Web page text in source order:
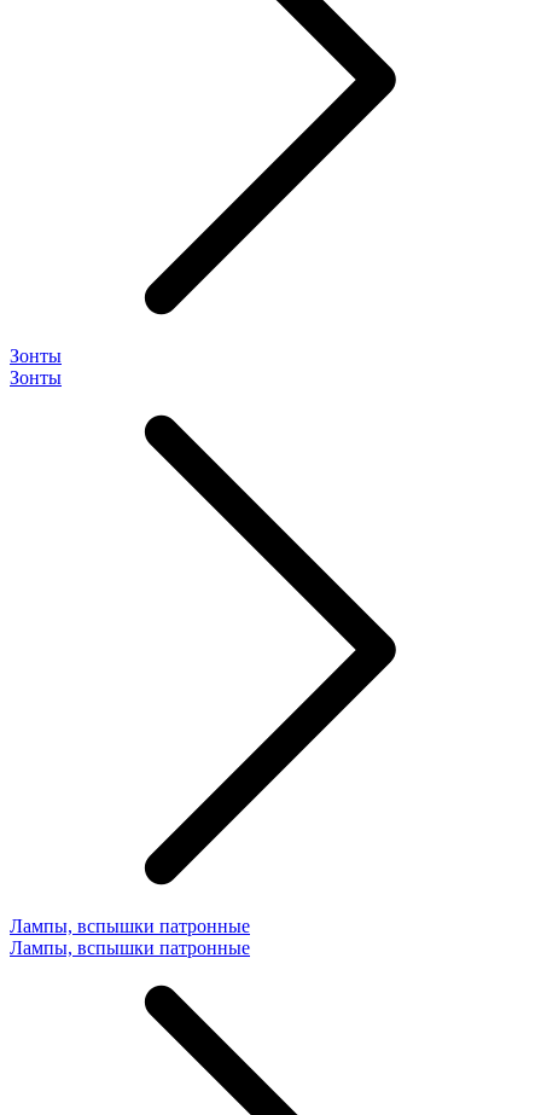
Зонты
Зонты
Лампы, вспышки патронные
Лампы, вспышки патронные